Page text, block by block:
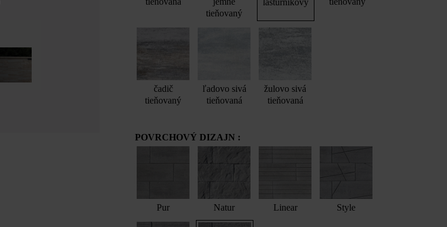
tieňovaný
lastúrnikový
čadič
tieňovaný
ľadovo sivá
tieňovaná
žulovo sivá
tieňovaná
POVRCHOVÝ DIZAJN :
Pur Natur Linear Style